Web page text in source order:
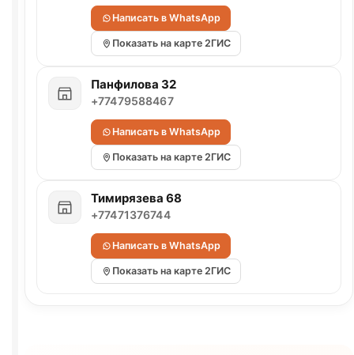
Написать в WhatsApp
Показать на карте 2ГИС
Панфилова 32
+77479588467
Написать в WhatsApp
Показать на карте 2ГИС
Тимирязева 68
+77471376744
Написать в WhatsApp
Показать на карте 2ГИС